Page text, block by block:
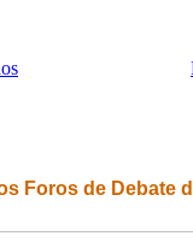
Foros de Debate